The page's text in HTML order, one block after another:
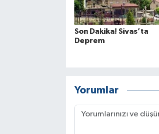
Son Dakika! Sivas’ta
Deprem
Yorumlar